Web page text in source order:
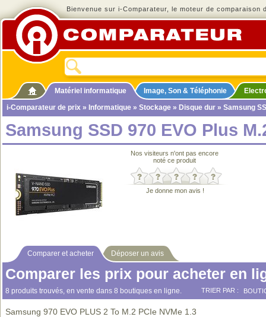
Bienvenue sur i-Comparateur, le moteur de comparaison
Matériel informatique Image, Son & Téléphonie
i-Comparateur de prix » Informatique » Stockage » Disque dur » Samsung
Samsung SSD 970 EVO Plus
Nos visiteurs n'ont pas encore
noté ce produit
Je donne mon avis !
Comparer et acheter Déposer un avis
Comparer les prix pour acheter en
8 produits trouvés, en vente dans 8 boutiques en ligne. TRIER PAR :
Samsung 970 EVO PLUS 2 To M.2 PCIe NVMe 1.3